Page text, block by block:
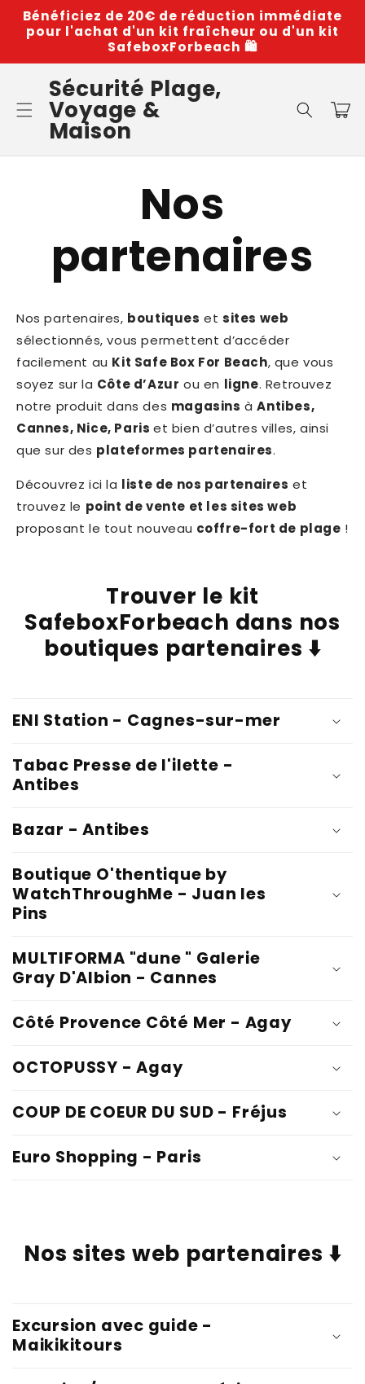
passer
au
Bénéficiez de 20€ de réduction immédiate
pour l'achat d'un kit fraîcheur ou d'un kit
SafeboxForbeach 🛍️
Sécurité Plage,
Voyage &
Maison
Panier
Nos
partenaires
Nos partenaires, boutiques etsites web
sélectionnés, vous permettent d’accéder
facilement au Kit Safe Box For Beach, que vous
soyez sur la Côte d’Azur ou en ligne. Retrouvez
notre produit dans des magasins àAntibes,
Cannes, Nice, Pariset bien d’autres villes, ainsi
que sur des plateformes partenaires.
Découvrez ici la liste de nos partenaires et
trouvez le point de vente et les sites web
proposant le tout nouveau coffre-fort de plage !
Trouver le kit
SafeboxForbeach dans nos
boutiques partenaires ⬇️
ENI Station - Cagnes-sur-mer
Tabac Presse de l'ilette -
Antibes
Bazar - Antibes
Boutique O'thentique by
WatchThroughMe - Juan les
Pins
MULTIFORMA "dune " Galerie
Gray D'Albion - Cannes
Côté Provence Côté Mer - Agay
OCTOPUSSY - Agay
COUP DE COEUR DU SUD - Fréjus
Euro Shopping - Paris
Nos sites web partenaires ⬇️
Excursion avec guide -
Maikikitours